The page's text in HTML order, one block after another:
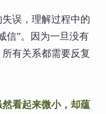
误，理解过程中的
信”。因为一旦没有
有关系都需要反复
看起来微小，却蕴